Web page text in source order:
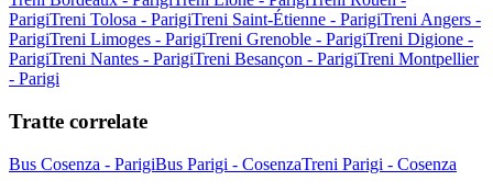
ParigiTreni Tolosa - ParigiTreni Saint-Étienne - ParigiTreni Angers -
ParigiTreni Limoges - ParigiTreni Grenoble - ParigiTreni Digione -
ParigiTreni Nantes - ParigiTreni Besançon - ParigiTreni Montpellier
- Parigi
Tratte correlate
Bus Cosenza - ParigiBus Parigi - CosenzaTreni Parigi - Cosenza